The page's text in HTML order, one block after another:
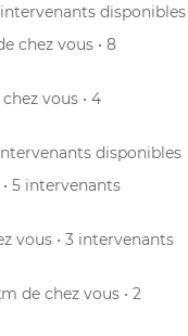
disponibles
chez vous • 8
chez vous • 4
disponibles
• 5 intervenants
vous • 3 intervenants
de chez vous • 2